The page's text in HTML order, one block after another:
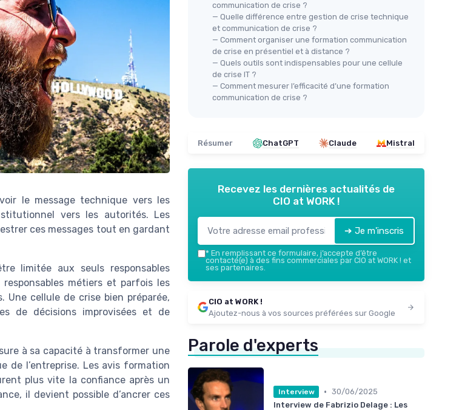
le message technique vers les
vers les autorités. Les
ces messages tout en gardant
limitée aux seuls responsables
métiers et parfois les
Une cellule de crise bien préparée,
de décisions improvisées et de
à sa capacité à transformer une
de l’entreprise. Les avis formation
plus vite la confiance après un
il devient possible d’ancrer ces
communication de crise ?
— Quelle différence entre gestion de crise technique
et communication de crise ?
— Comment organiser une formation communication
de crise en présentiel et à distance ?
— Quels outils sont indispensables pour une cellule
de crise IT ?
— Comment mesurer l’efficacité d’une formation
communication de crise ?
Résumer ChatGPT Claude Mistral
Recevez les dernières actualités de
CIO at WORK !
➔ Je m'inscris
* En remplissant ce formulaire, j’accepte d’être
contacté(e) à des fins commerciales par CIO at WORK ! et
ses partenaires.
CIO at WORK !
Ajoutez-nous à vos sources préférées sur Google
Parole d'experts
Interview • 30/06/2025
Interview de Fabrizio Delage : Les